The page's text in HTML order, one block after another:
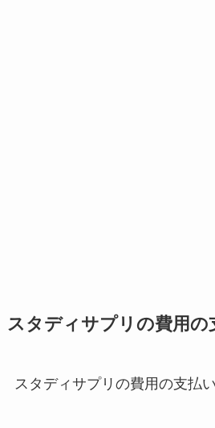
スタディサプリの費用の
スタディサプリの費用の支払い